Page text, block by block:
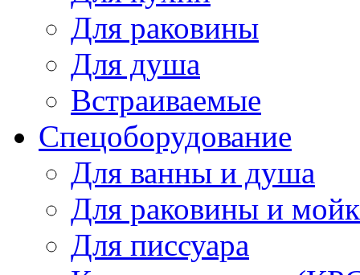
Для раковины
Для душа
Встраиваемые
Спецоборудование
Для ванны и душа
Для раковины и
Для писсуара